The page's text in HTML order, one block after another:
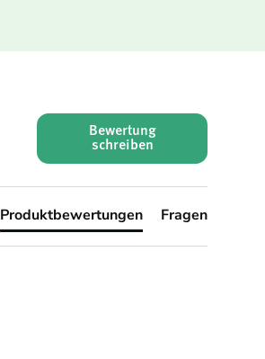
Bewertung
schreiben
Produktbewertungen Fragen